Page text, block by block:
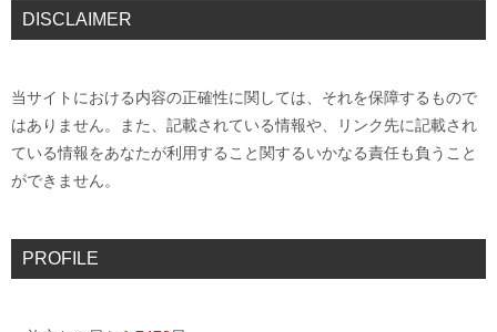
DISCLAIMER
当サイトにおける内容の正確性に関しては、それを保障するもので
はありません。また、記載されている情報や、リンク先に記載され
ている情報をあなたが利用すること関するいかなる責任も負うこと
ができません。
PROFILE